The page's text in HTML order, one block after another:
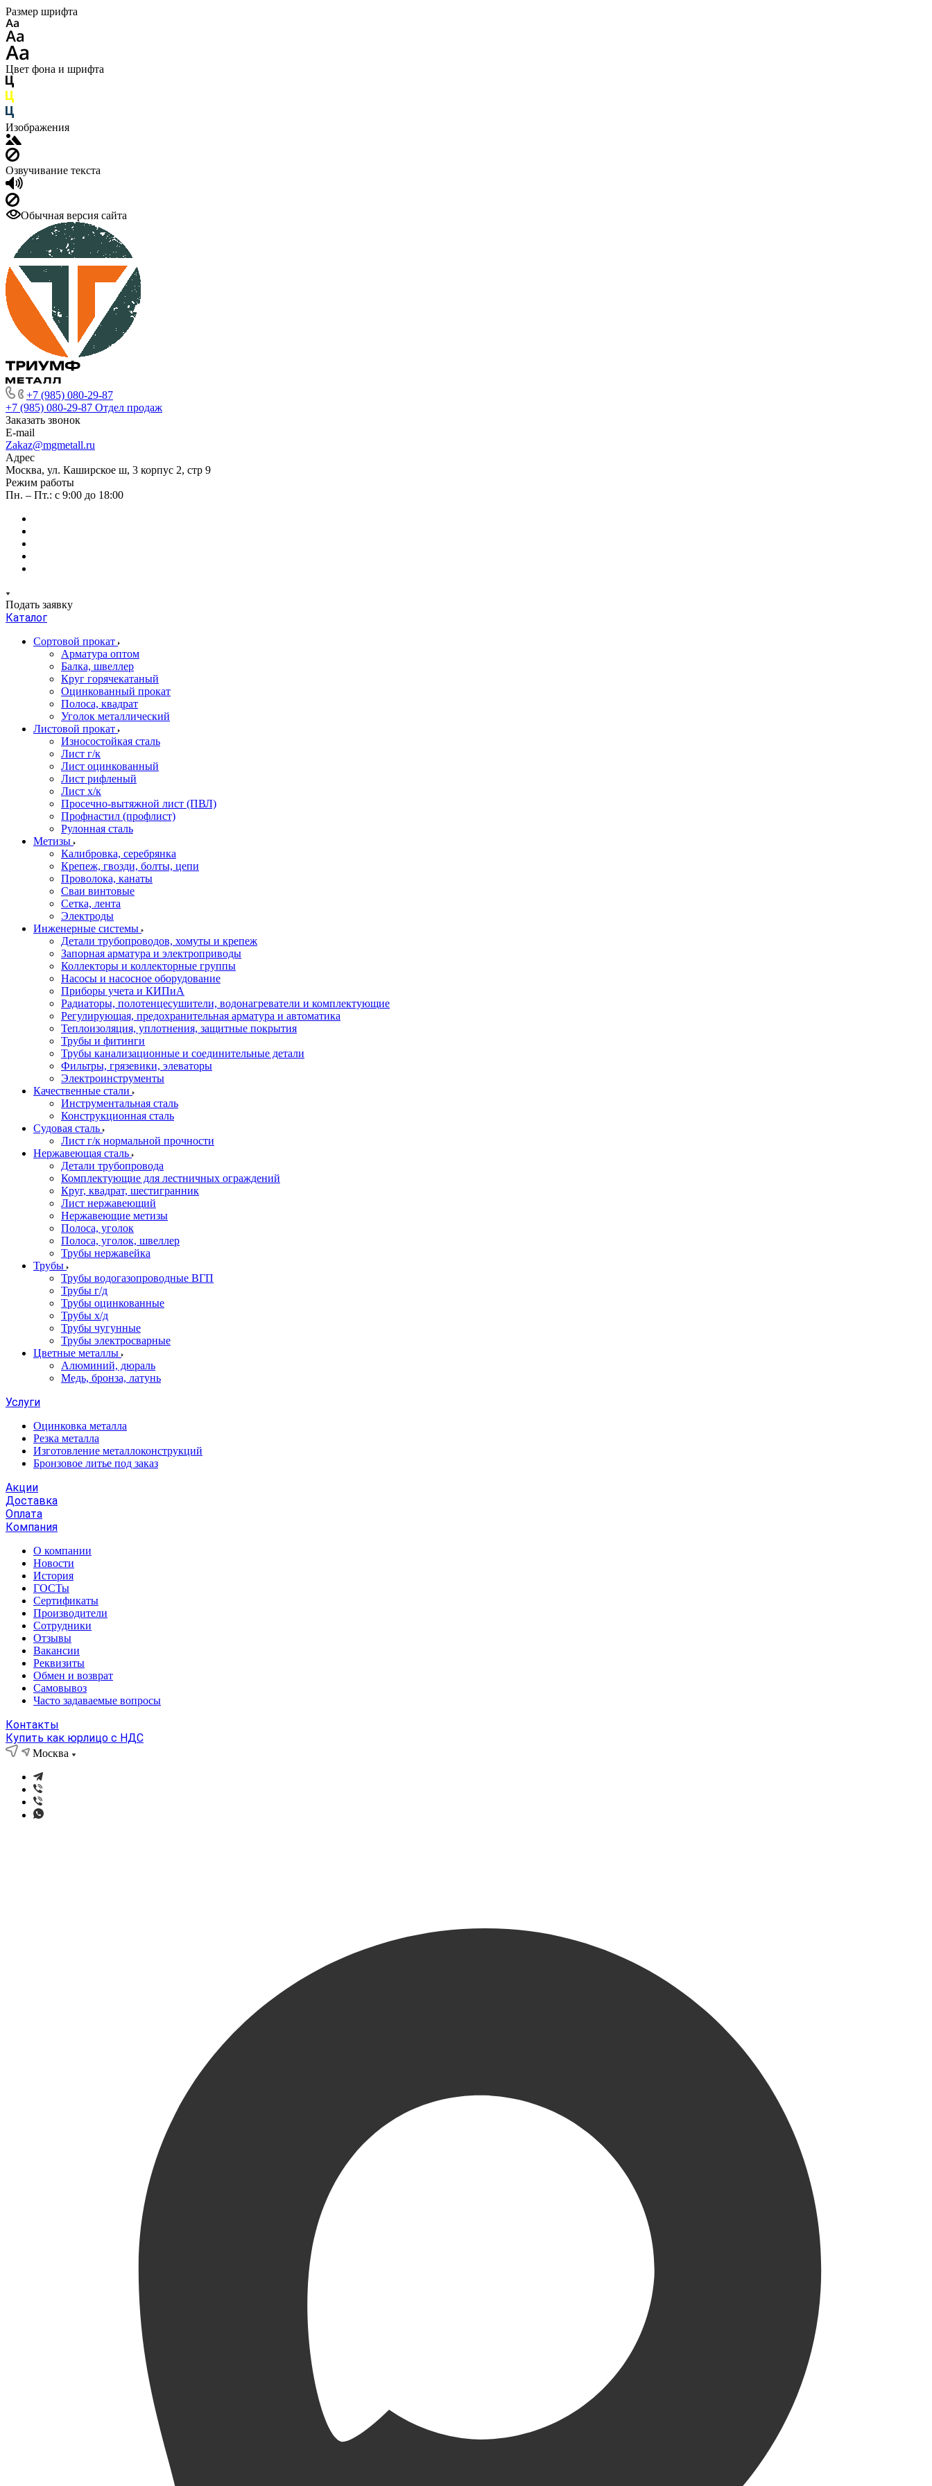
Размер шрифта
Цвет фона и шрифта
Изображения
Озвучивание текста
Обычная версия сайта
+7 (985) 080-29-87
+7 (985) 080-29-87 Отдел продаж
Заказать звонок
E-mail
Zakaz@mgmetall.ru
Адрес
Москва, ул. Каширское ш, 3 корпус 2, стр 9
Режим работы
Пн. – Пт.: с 9:00 до 18:00
Подать заявку
Каталог
Сортовой прокат
Арматура оптом
Балка, швеллер
Круг горячекатаный
Оцинкованный прокат
Полоса, квадрат
Уголок металлический
Листовой прокат
Износостойкая сталь
Лист г/к
Лист оцинкованный
Лист рифленый
Лист х/к
Просечно-вытяжной лист (ПВЛ)
Профнастил (профлист)
Рулонная сталь
Метизы
Калибровка, серебрянка
Крепеж, гвозди, болты, цепи
Проволока, канаты
Сваи винтовые
Сетка, лента
Электроды
Инженерные системы
Детали трубопроводов, хомуты и крепеж
Запорная арматура и электроприводы
Коллекторы и коллекторные группы
Насосы и насосное оборудование
Приборы учета и КИПиА
Радиаторы, полотенцесушители, водонагреватели и комплектующие
Регулирующая, предохранительная арматура и автоматика
Теплоизоляция, уплотнения, защитные покрытия
Трубы и фитинги
Трубы канализационные и соединительные детали
Фильтры, грязевики, элеваторы
Электроинструменты
Качественные стали
Инструментальная сталь
Конструкционная сталь
Судовая сталь
Лист г/к нормальной прочности
Нержавеющая сталь
Детали трубопровода
Комплектующие для лестничных ограждений
Круг, квадрат, шестигранник
Лист нержавеющий
Нержавеющие метизы
Полоса, уголок
Полоса, уголок, швеллер
Трубы нержавейка
Трубы
Трубы водогазопроводные ВГП
Трубы г/д
Трубы оцинкованные
Трубы х/д
Трубы чугунные
Трубы электросварные
Цветные металлы
Алюминий, дюраль
Медь, бронза, латунь
Услуги
Оцинковка металла
Резка металла
Изготовление металлоконструкций
Бронзовое литье под заказ
Акции
Доставка
Оплата
Компания
О компании
Новости
История
ГОСТы
Сертификаты
Производители
Сотрудники
Отзывы
Вакансии
Реквизиты
Обмен и возврат
Самовывоз
Часто задаваемые вопросы
Контакты
Купить как юрлицо с НДС
Москва